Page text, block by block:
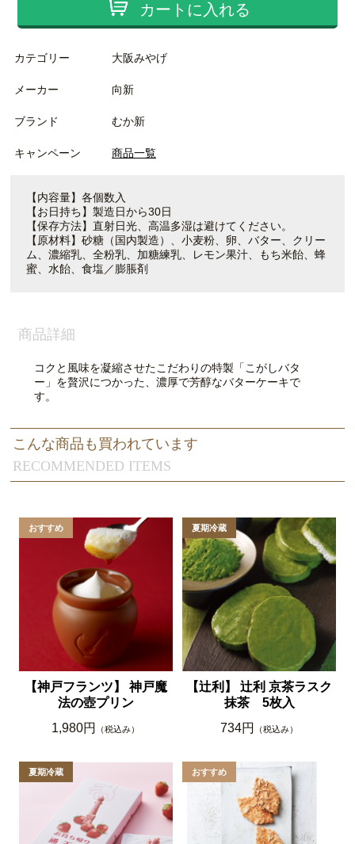
カートに入れる
カテゴリー 大阪みやげ
メーカー 向新
ブランド むか新
キャンペーン 商品一覧
【内容量】各個数入
【お日持ち】製造日から30日
【保存方法】直射日光、高温多湿は避けてください。
【原材料】砂糖（国内製造）、小麦粉、卵、バター、クリー
ム、濃縮乳、全粉乳、加糖練乳、レモン果汁、もち米飴、蜂
蜜、水飴、食塩／膨脹剤
商品詳細
コクと風味を凝縮させたこだわりの特製「こがしバタ
ー」を贅沢につかった、濃厚で芳醇なバターケーキで
す。
RECOMMENDED ITEMS
こんな商品も買われています
【神戸フランツ】 神戸魔
法の壺プリン
1,980円
（税込み）
【辻利】 辻利 京茶ラスク
抹茶 5枚入
734円
（税込み）